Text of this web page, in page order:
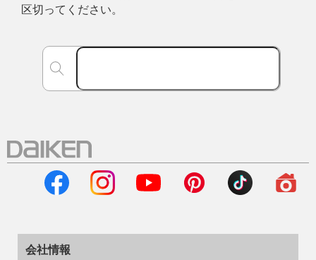
区切ってください。
会社情報